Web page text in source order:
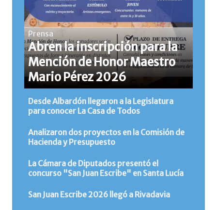
Prensa
Abren la inscripción para la
Mención de Honor Maestro
Mario Pérez 2026
Desde Albardón llegaron a la Legislatura
para conocer La Casa de Todos
Analizaron dos proyectos en la Comisión de
Hacienda y Presupuesto
La Cámara de Diputados presentó el
concurso "San Juan Escribe" en Santa Lucía
San Juan Escribe 2026 llegó a Rivadavia